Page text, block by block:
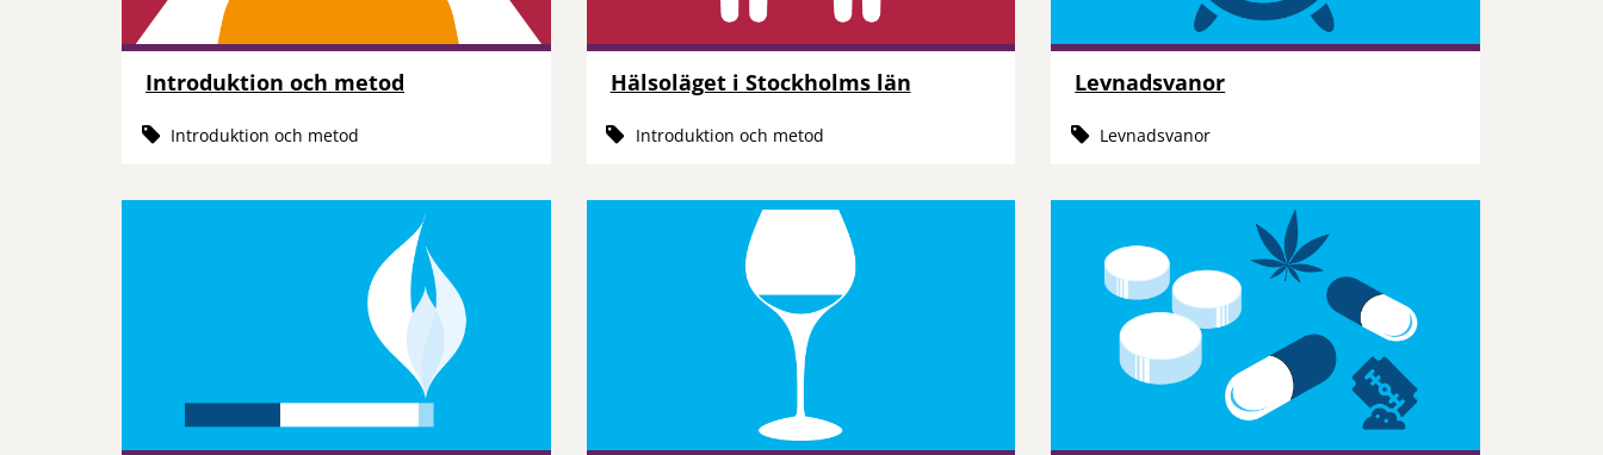
Introduktion och metod
Introduktion och metod
Hälsoläget i Stockholms län
Introduktion och metod
Levnadsvanor
Levnadsvanor